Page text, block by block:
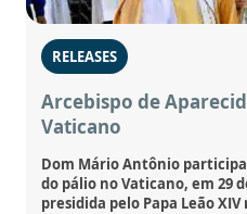
RELEASES
Arcebispo de
Vaticano
Dom Mário Antônio
do pálio no Vaticano, em 29
presidida pelo Papa Leão